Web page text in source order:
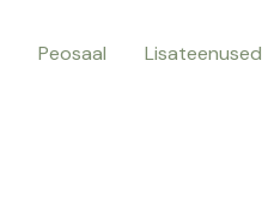
Peosaal Lisateenused